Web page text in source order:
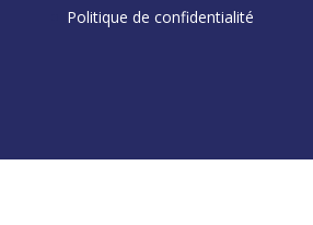
Politique de confidentialité